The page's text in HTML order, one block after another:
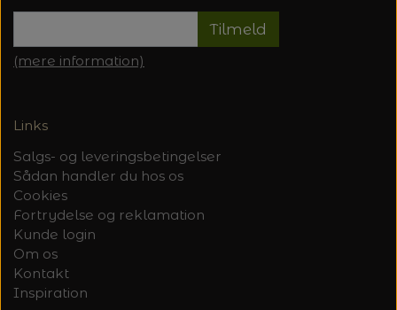
Tilmeld
(mere information)
Links
Salgs- og leveringsbetingelser
Sådan handler du hos os
Cookies
Fortrydelse og reklamation
Kunde login
Om os
Kontakt
Inspiration